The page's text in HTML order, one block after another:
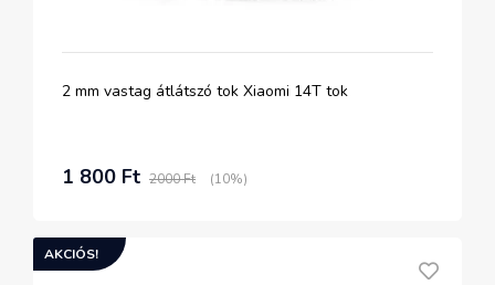
2 mm vastag átlátszó tok Xiaomi 14T tok
1 800 Ft 2000 Ft (10%)
AKCIÓS!